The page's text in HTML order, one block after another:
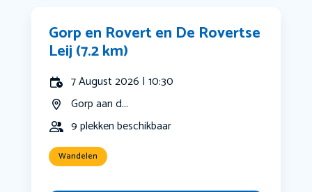
Gorp en Rovert en De Rovertse
Leij (7.2 km)
7 August 2026 | 10:30
Gorp aan d...
9 plekken beschikbaar
Wandelen